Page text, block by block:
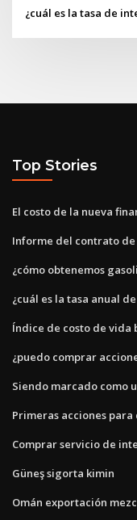
¿cuál es la tasa de
Top Stories
El costo de la nueva
Informe del contrato
¿cómo obtenemos
¿cuál es la tasa anual
Índice de costo de vida
¿puedo comprar
Siendo marcado como
Primeras acciones
Comprar servicio de
Güneş sigorta kimin
Omán exportación